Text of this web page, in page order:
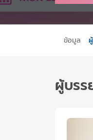
ข้อมูล
ผู้บรร